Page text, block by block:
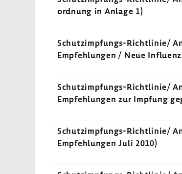
ord­nung in Anlage 1)
Schutzimpfungs-​Richtlinie/
Empfehlungen / Neue
Schutzimpfungs-​Richtlinie/
Empfehlungen zur Impfung
Schutzimpfungs-​Richtlinie/
Empfehlungen Juli 2010)